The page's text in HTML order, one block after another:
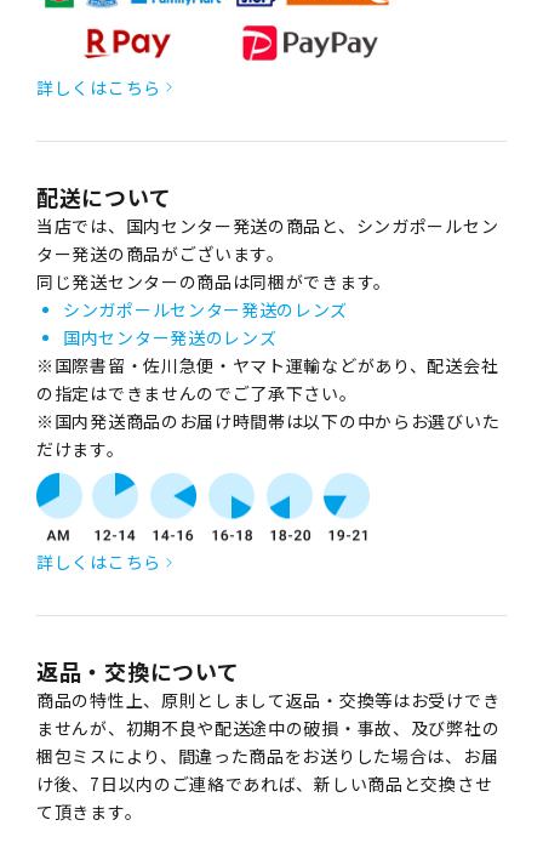
詳しくはこちら
配送について
当店では、国内センター発送の商品と、シンガポールセン
ター発送の商品がございます。
同じ発送センターの商品は同梱ができます。
シンガポールセンター発送のレンズ
国内センター発送のレンズ
※国際書留・佐川急便・ヤマト運輸などがあり、配送会社
の指定はできませんのでご了承下さい。
※国内発送商品のお届け時間帯は以下の中からお選びいた
だけます。
詳しくはこちら
返品・交換について
商品の特性上、原則としまして返品・交換等はお受けでき
ませんが、初期不良や配送途中の破損・事故、及び弊社の
梱包ミスにより、間違った商品をお送りした場合は、お届
け後、7日以内のご連絡であれば、新しい商品と交換させ
て頂きます。